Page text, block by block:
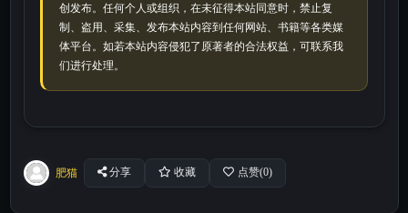
创发布。任何个人或组织，在未征得本站同意时，禁止复
制、盗用、采集、发布本站内容到任何网站、书籍等各类媒
体平台。如若本站内容侵犯了原著者的合法权益，可联系我
们进行处理。
肥猫 分享 收藏 点赞(0)